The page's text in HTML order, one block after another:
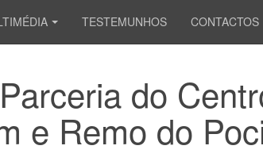
TESTEMUNHOS CONTACTOS
do
e Remo do